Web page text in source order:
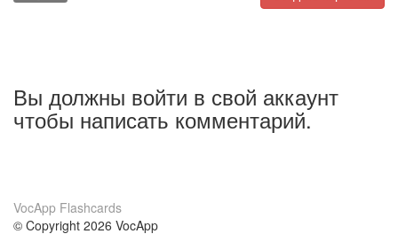
Вы должны войти в свой аккаунт
чтобы написать комментарий.
VocApp Flashcards
© Copyright 2026 VocApp